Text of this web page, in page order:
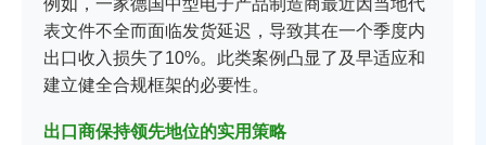
例如，一家德国中型电子产品制造商最近因当地代
表文件不全而面临发货延迟，导致其在一个季度内
出口收入损失了10%。此类案例凸显了及早适应和
建立健全合规框架的必要性。
出口商保持领先地位的实用策略